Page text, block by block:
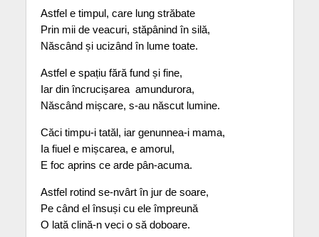
Astfel e timpul, care lung străbate
Prin mii de veacuri, stăpânind în silă,
Născând și ucizând în lume toate.
Astfel e spațiu fără fund și fine,
Iar din încrucișarea  amundurora,
Născând mișcare, s-au născut lumine.
Căci timpu-i tatăl, iar genunnea-i mama,
Ia fiuel e mișcarea, e amorul,
E foc aprins ce arde pân-acuma.
Astfel rotind se-nvârt în jur de soare,
Pe când el însuși cu ele împreună
O lată clină-n veci o să doboare.